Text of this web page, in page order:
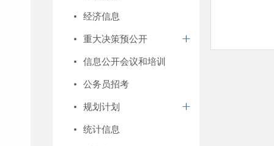
经济信息
重大决策预公开
信息公开会议和培训
公务员招考
规划计划
统计信息